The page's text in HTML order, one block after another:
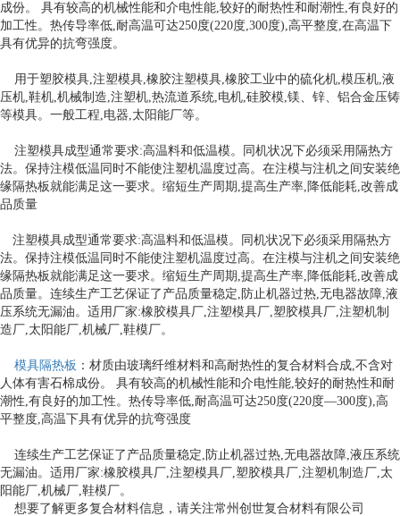
成份。 具有较高的机械性能和介电性能,较好的耐热性和耐潮性,有良好的
加工性。热传导率低,耐高温可达250度(220度,300度),高平整度,在高温下
具有优异的抗弯强度。
用于塑胶模具,注塑模具,橡胶注塑模具,橡胶工业中的硫化机,模压机,液
压机,鞋机,机械制造,注塑机,热流道系统,电机,硅胶模,镁、锌、铝合金压铸
等模具。一般工程,电器,太阳能厂等。
注塑模具成型通常要求:高温料和低温模。同机状况下必须采用隔热方
法。保持注模低温同时不能使注塑机温度过高。在注模与注机之间安装绝
缘隔热板就能满足这一要求。缩短生产周期,提高生产率,降低能耗,改善成
品质量
注塑模具成型通常要求:高温料和低温模。同机状况下必须采用隔热方
法。保持注模低温同时不能使注塑机温度过高。在注模与注机之间安装绝
缘隔热板就能满足这一要求。缩短生产周期,提高生产率,降低能耗,改善成
品质量。连续生产工艺保证了产品质量稳定,防止机器过热,无电器故障,液
压系统无漏油。适用厂家:橡胶模具厂,注塑模具厂,塑胶模具厂,注塑机制
造厂,太阳能厂,机械厂,鞋模厂。
模具隔热板 ：材质由玻璃纤维材料和高耐热性的复合材料合成,不含对
人体有害石棉成份。 具有较高的机械性能和介电性能,较好的耐热性和耐
潮性,有良好的加工性。热传导率低,耐高温可达250度(220度—300度),高
平整度,高温下具有优异的抗弯强度
连续生产工艺保证了产品质量稳定,防止机器过热,无电器故障,液压系统
无漏油。适用厂家:橡胶模具厂,注塑模具厂,塑胶模具厂,注塑机制造厂,太
阳能厂,机械厂,鞋模厂。
想要了解更多复合材料信息，请关注常州创世复合材料有限公司